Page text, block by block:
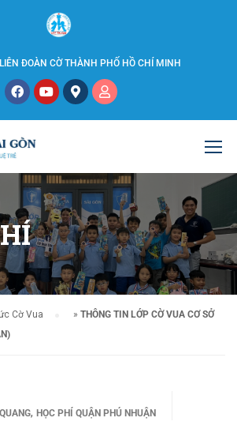
ĐOÀN CỜ THÀNH PHỐ HỒ CHÍ MINH
Cờ Vua » THÔNG TIN LỚP CỜ VUA CƠ SỞ
, HỌC PHÍ QUẬN PHÚ NHUẬN